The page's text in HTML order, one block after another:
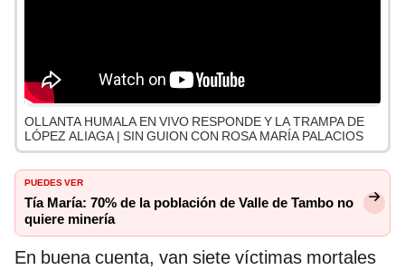
OLLANTA HUMALA EN VIVO RESPONDE Y LA TRAMPA DE
LÓPEZ ALIAGA | SIN GUION CON ROSA MARÍA PALACIOS
PUEDES VER
Tía María: 70% de la población de Valle de Tambo no
quiere minería
En buena cuenta, van siete víctimas mortales